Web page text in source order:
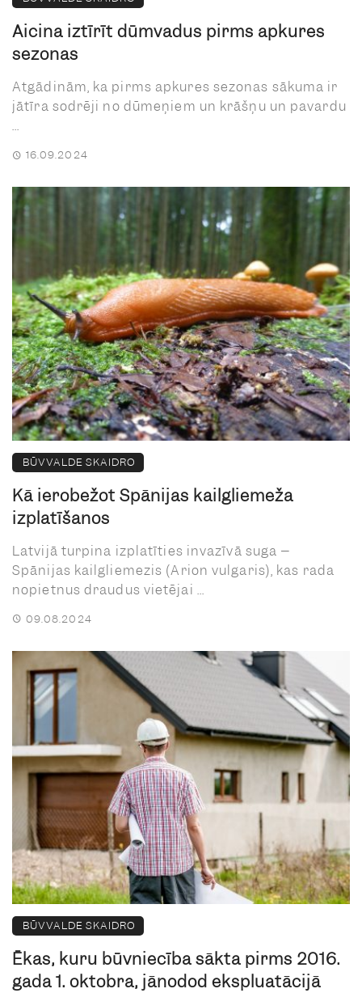
Aicina iztīrīt dūmvadus pirms apkures
sezonas
Atgādinām, ka pirms apkures sezonas sākuma ir
jātīra sodrēji no dūmeņiem un krāšņu un pavardu
...
16.09.2024
BŪVVALDE SKAIDRO
Kā ierobežot Spānijas kailgliemeža
izplatīšanos
Latvijā turpina izplatīties invazīvā suga –
Spānijas kailgliemezis (Arion vulgaris), kas rada
nopietnus draudus vietējai ...
09.08.2024
BŪVVALDE SKAIDRO
Ēkas, kuru būvniecība sākta pirms 2016.
gada 1. oktobra, jānodod ekspluatācijā